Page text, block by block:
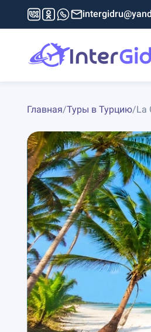
Главная/Туры в Турцию/La